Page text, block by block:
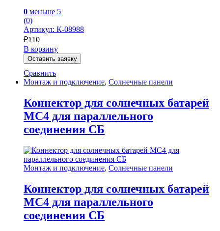
0 меньше 5
(0)
Артикул: К-08988
₽110
В корзину
Оставить заявку
Сравнить
Монтаж и подключение, Солнечные панели
Коннектор для солнечных батарей
MC4 для параллельного
соединения СБ
Монтаж и подключение, Солнечные панели
Коннектор для солнечных батарей
MC4 для параллельного
соединения СБ